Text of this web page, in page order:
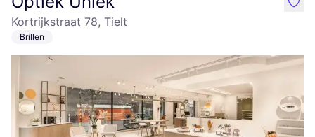
Kortrijkstraat 78, Tielt
Brillen
like